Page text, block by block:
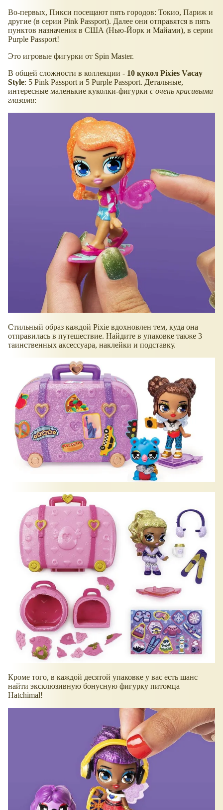
Во-первых, Пикси посещают пять городов: Токио, Париж и
другие (в серии Pink Passport). Далее они отправятся в пять
пунктов назначения в США (Нью-Йорк и Майами), в серии
Purple Passport!
Это игровые фигурки от Spin Master.
В общей сложности в коллекции - 10 кукол Pixies Vacay
Style: 5 Pink Passport и 5 Purple Passport. Детальные,
интересные маленькие куколки-фигурки с очень красивыми
глазами:
Стильный образ каждой Pixie вдохновлен тем, куда она
отправилась в путешествие. Найдите в упаковке также 3
таинственных аксессуара, наклейки и подставку.
Кроме того, в каждой десятой упаковке у вас есть шанс
найти эксклюзивную бонусную фигурку питомца
Hatchimal!